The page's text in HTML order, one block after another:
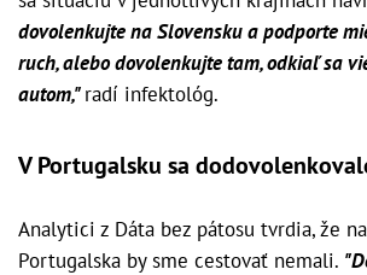
dovolenkujte na Slovensku a podporte
ruch, alebo dovolenkujte tam, odkiaľ sa
autom,"radí infektológ.
V Portugalsku sa
Analytici z Dáta bez pátosu tvrdia, že
Portugalska by sme cestovať nemali.